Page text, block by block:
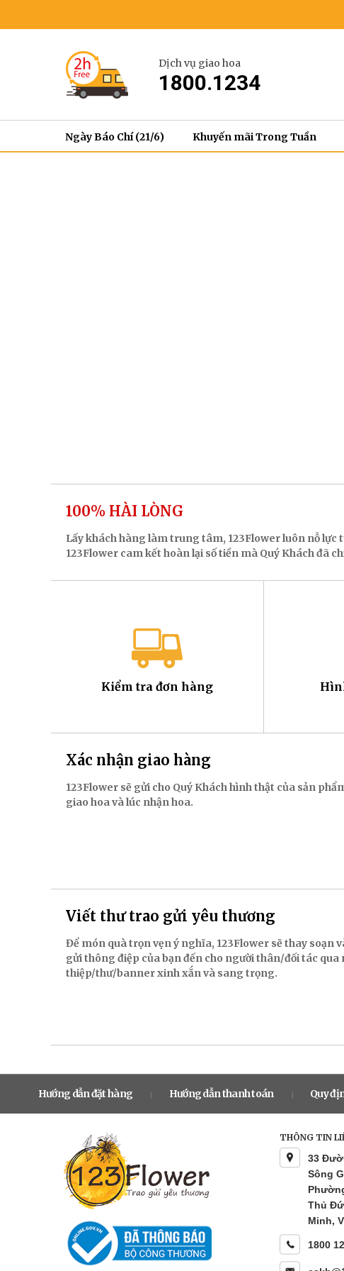
Dịch vụ giao hoa
1800.1234
Ngày Báo Chí (21/6) Khuyến mãi Trong Tuần
100% HÀI LÒNG
Lấy khách hàng làm trung tâm, 123Flower luôn nỗ lực
123Flower cam kết hoàn lại số tiền mà Quý Khách đã
Kiểm tra đơn hàng
Xác nhận giao hàng
123Flower sẽ gửi cho Quý Khách hình thật của sản
giao hoa và lúc nhận hoa.
Viết thư trao gửi yêu thương
Để món quà trọn vẹn ý nghĩa, 123Flower sẽ thay soạn
gửi thông điệp của bạn đến cho người thân/đối tác qua
thiệp/thư/banner xinh xắn và sang trọng.
Hướng dẫn đặt hàng | Hướng dẫn thanh toán | Quy
THÔNG TIN
33
Sông
Thủ
Minh,
1800